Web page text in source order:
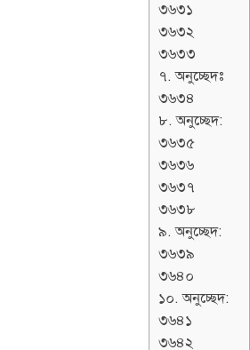
৩৬৩১
৩৬৩২
৩৬৩৩
৭. অনুচ্ছেদঃ
৩৬৩৪
৮. অনুচ্ছেদ:
৩৬৩৫
৩৬৩৬
৩৬৩৭
৩৬৩৮
৯. অনুচ্ছেদ:
৩৬৩৯
৩৬৪০
১০. অনুচ্ছেদ:
৩৬৪১
৩৬৪২